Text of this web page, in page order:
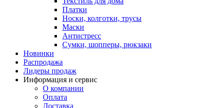
Платки
Носки, колготки, трусы
Маски
Антистресс
Сумки, шопперы, рюкзаки
Новинки
Распродажа
Лидеры продаж
Информация и сервис
О компании
Оплата
Доставка